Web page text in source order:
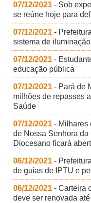
07/12/2021 - Sob
se reúne hoje para
07/12/2021 -
sistema de
07/12/2021 -
educação pública
07/12/2021 - Pará de
milhões de repasses
Saúde
07/12/2021 - Milhares
de Nossa Senhora
Diocesano ficará
06/12/2021 -
de guias de IPTU e
06/12/2021 - Carteira
deve ser renovada